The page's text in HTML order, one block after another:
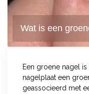
Wat is een
Een groene nagel
nagelplaat een
geassocieerd met